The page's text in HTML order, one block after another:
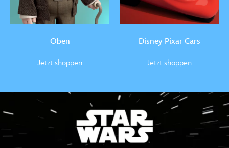
Oben
Jetzt shoppen
Disney Pixar Cars
Jetzt shoppen